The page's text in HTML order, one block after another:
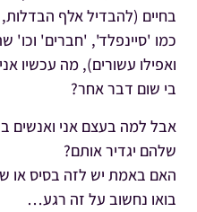
בחיים (להבדיל אלף
כמו 'סיינפלד', 'חברים' וכו'
ואפילו עשורים), מה עכשיו
בי שום דבר אחר?
אבל למה בעצם אני ואנשים
שלהם יגדיר אותם?
האם באמת יש לזה בסיס או
בואו נחשוב על זה רגע…